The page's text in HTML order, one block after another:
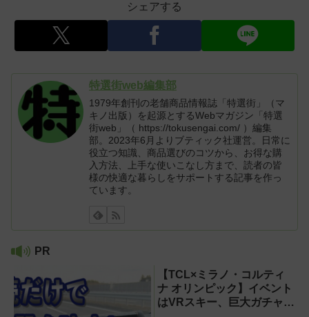
シェアする
特選街web編集部
1979年創刊の老舗商品情報誌「特選街」（マ
キノ出版）を起源とするWebマガジン「特選
街web」（ https://tokusengai.com/ ）編集
部。2023年6月よりブティック社運営。日常に
役立つ知識、商品選びのコツから、お得な購
入方法、上手な使いこなし方まで、読者の皆
様の快適な暮らしをサポートする記事を作っ
ています。
PR
【TCL×ミラノ・コルティ
ナ オリンピック】イベント
はVRスキー、巨大ガチャな